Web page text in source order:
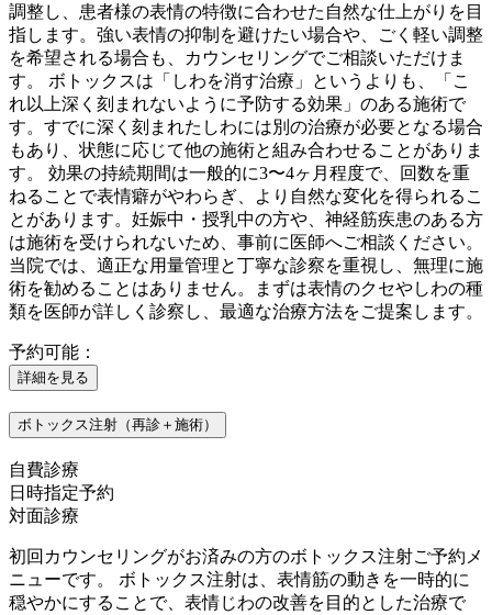
調整し、患者様の表情の特徴に合わせた自然な仕上がりを目
指します。強い表情の抑制を避けたい場合や、ごく軽い調整
を希望される場合も、カウンセリングでご相談いただけま
す。 ボトックスは「しわを消す治療」というよりも、「こ
れ以上深く刻まれないように予防する効果」のある施術で
す。すでに深く刻まれたしわには別の治療が必要となる場合
もあり、状態に応じて他の施術と組み合わせることがありま
す。 効果の持続期間は一般的に3〜4ヶ月程度で、回数を重
ねることで表情癖がやわらぎ、より自然な変化を得られるこ
とがあります。妊娠中・授乳中の方や、神経筋疾患のある方
は施術を受けられないため、事前に医師へご相談ください。
当院では、適正な用量管理と丁寧な診察を重視し、無理に施
術を勧めることはありません。まずは表情のクセやしわの種
類を医師が詳しく診察し、最適な治療方法をご提案します。
予約可能：
詳細を見る
ボトックス注射（再診＋施術）
自費診療
日時指定予約
対面診療
初回カウンセリングがお済みの方のボトックス注射ご予約メ
ニューです。 ボトックス注射は、表情筋の動きを一時的に
穏やかにすることで、表情じわの改善を目的とした治療で